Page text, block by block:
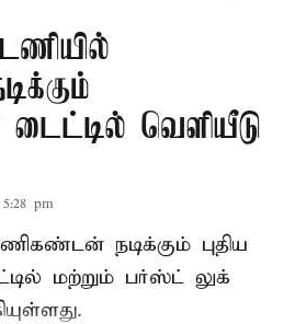
டைட்டில் வெளியீடு
pm
நடிக்கும் புதிய
மற்றும் பர்ஸ்ட் லுக்